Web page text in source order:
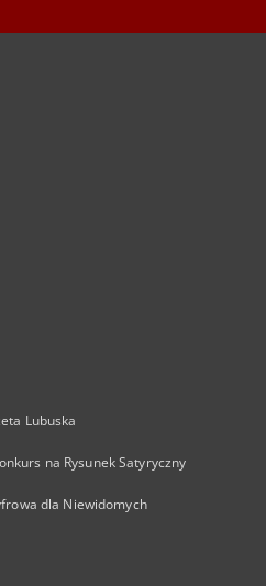
Lubuska
na Rysunek Satyryczny
dla Niewidomych